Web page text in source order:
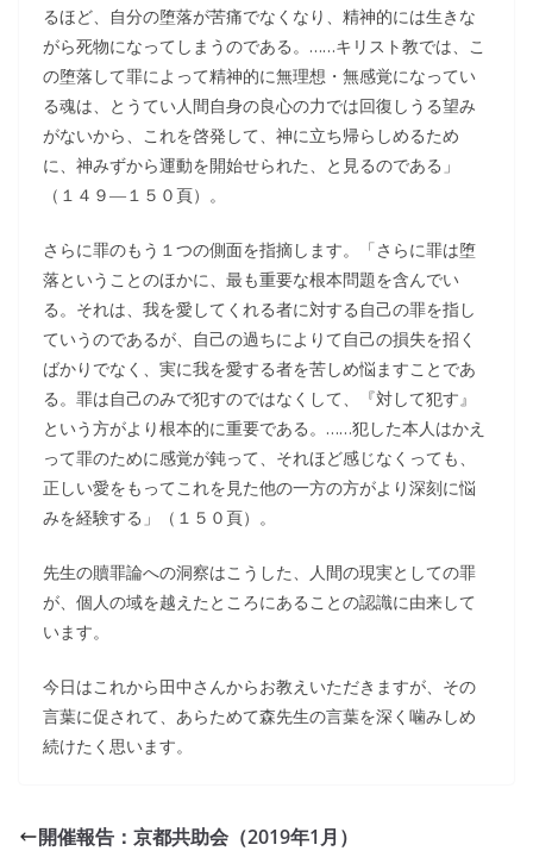
るほど、自分の堕落が苦痛でなくなり、精神的には生きな
がら死物になってしまうのである。……キリスト教では、こ
の堕落して罪によって精神的に無理想・無感覚になってい
る魂は、とうてい人間自身の良心の力では回復しうる望み
がないから、これを啓発して、神に立ち帰らしめるため
に、神みずから運動を開始せられた、と見るのである」
（１４９―１５０頁）。
さらに罪のもう１つの側面を指摘します。「さらに罪は堕
落ということのほかに、最も重要な根本問題を含んでい
る。それは、我を愛してくれる者に対する自己の罪を指し
ていうのであるが、自己の過ちによりて自己の損失を招く
ばかりでなく、実に我を愛する者を苦しめ悩ますことであ
る。罪は自己のみで犯すのではなくして、『対して犯す』
という方がより根本的に重要である。……犯した本人はかえ
って罪のために感覚が鈍って、それほど感じなくっても、
正しい愛をもってこれを見た他の一方の方がより深刻に悩
みを経験する」（１５０頁）。
先生の贖罪論への洞察はこうした、人間の現実としての罪
が、個人の域を越えたところにあることの認識に由来して
います。
今日はこれから田中さんからお教えいただきますが、その
言葉に促されて、あらためて森先生の言葉を深く噛みしめ
続けたく思います。
開催報告：京都共助会（2019年1月）